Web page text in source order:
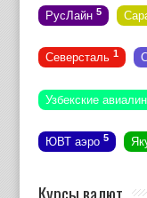
РусЛайн 5
Северсталь 1
Узбекские
ЮВТ аэро 5
Курсы валют